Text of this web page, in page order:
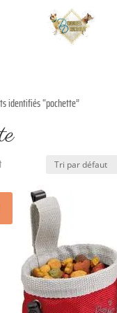
identifiés “pochette”